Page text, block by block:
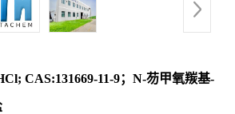
CAS:131669-11-9；N-芴甲氧羰基-